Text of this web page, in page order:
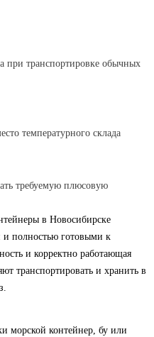
при транспортировке обычных
температурного склада
требуемую плюсовую
в Новосибирске
и полностью готовыми к
и корректно работающая
транспортировать и хранить в
морской контейнер, бу или